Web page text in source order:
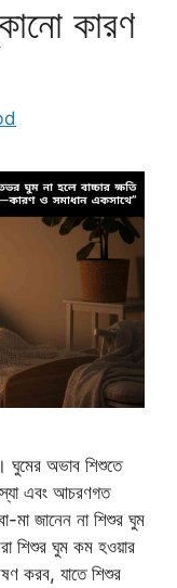
কারণ
ঘুমের অভাব শিশুতে
এবং আচরণগত
মা জানেন না শিশুর ঘুম
শিশুর ঘুম কম হওয়ার
করব, যাতে শিশুর